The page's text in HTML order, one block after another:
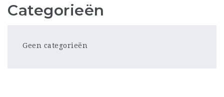
Categorieën
Geen categorieën